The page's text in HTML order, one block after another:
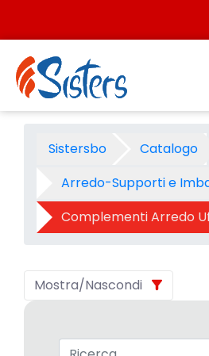
Complementi
Sistersbo
Catalogo
Arredo-Supporti e
Complementi Arredo
Mostra/Nascondi
Barra di ricerca